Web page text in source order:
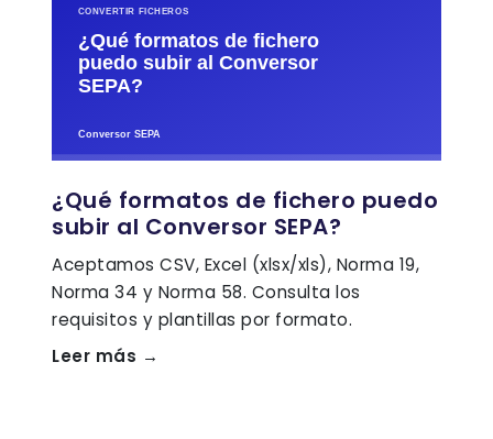
¿Qué formatos de fichero puedo
subir al Conversor SEPA?
Aceptamos CSV, Excel (xlsx/xls), Norma 19,
Norma 34 y Norma 58. Consulta los
requisitos y plantillas por formato.
Leer más →